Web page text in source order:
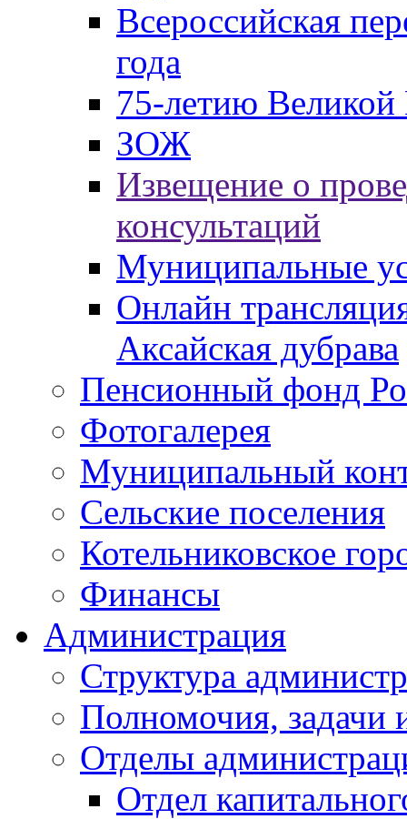
Всероссийская
года
75-летию
ЗОЖ
Извещение о
консультаций
Муниципальные
Онлайн
Аксайская дубрава
Пенсионный фонд
Фотогалерея
Муниципальный
Сельские поселения
Котельниковское
Финансы
Администрация
Структура
Полномочия, задачи
Отделы
Отдел